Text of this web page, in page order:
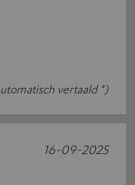
vertaald *)
16-09-2025